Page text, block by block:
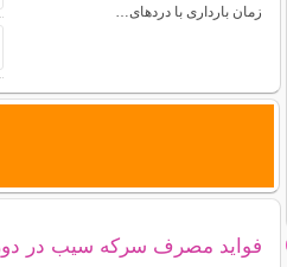
زمان بارداری با دردهای…
فواید مصرف سرکه سیب در